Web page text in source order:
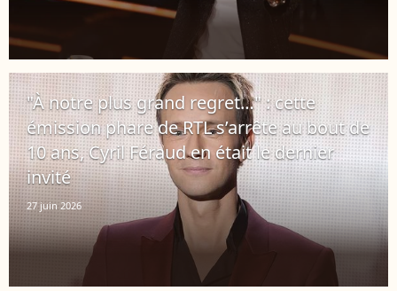
"À notre plus grand regret…" : cette
émission phare de RTL s’arrête au bout de
10 ans, Cyril Féraud en était le dernier
invité
27 juin 2026